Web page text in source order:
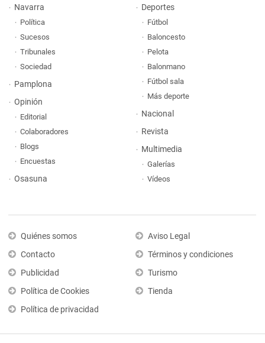
Navarra
Política
Sucesos
Tribunales
Sociedad
Pamplona
Opinión
Editorial
Colaboradores
Blogs
Encuestas
Osasuna
Deportes
Fútbol
Baloncesto
Pelota
Balonmano
Fútbol sala
Más deporte
Nacional
Revista
Multimedia
Galerías
Vídeos
Quiénes somos
Contacto
Publicidad
Política de Cookies
Política de privacidad
Aviso Legal
Términos y condiciones
Turismo
Tienda